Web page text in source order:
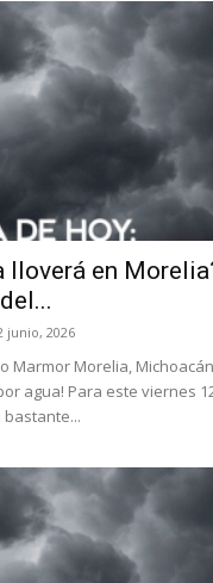
lloverá en
junio, 2026
Marmor Morelia,
agua! Para este viernes